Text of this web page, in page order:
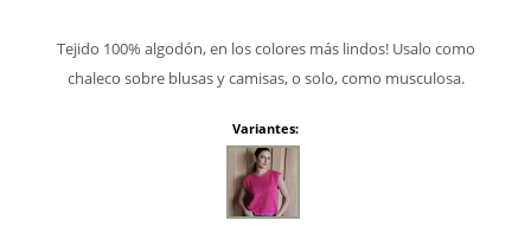
Tejido 100% algodón, en los colores más lindos! Usalo como
chaleco sobre blusas y camisas, o solo, como musculosa.
Variantes: